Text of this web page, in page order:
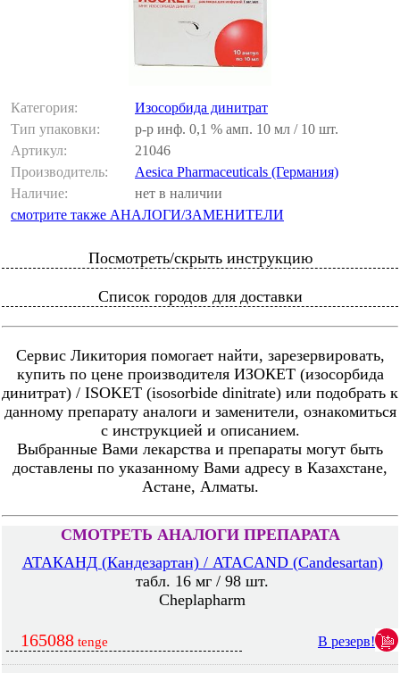
Категория:
Изосорбида динитрат
Тип упаковки:
р-р инф. 0,1 % амп. 10 мл / 10 шт.
Артикул:
21046
Производитель:
Aesica Pharmaceuticals (Германия)
Наличие:
нет в наличии
смотрите также АНАЛОГИ/ЗАМЕНИТЕЛИ
Посмотреть/скрыть инструкцию
Список городов для доставки
Сервис Ликитория помогает найти, зарезервировать,
купить по цене производителя ИЗОКЕТ (изосорбида
динитрат) / ISOKET (isosorbide dinitrate) или подобрать к
данному препарату аналоги и заменители, ознакомиться
с инструкцией и описанием.
Выбранные Вами лекарства и препараты могут быть
доставлены по указанному Вами адресу в Казахстане,
Астане, Алматы.
СМОТРЕТЬ АНАЛОГИ ПРЕПАРАТА
АТАКАНД (Кандезартан) / ATACAND (Candesartan)
табл. 16 мг / 98 шт.
Cheplapharm
165088 tenge В резерв!